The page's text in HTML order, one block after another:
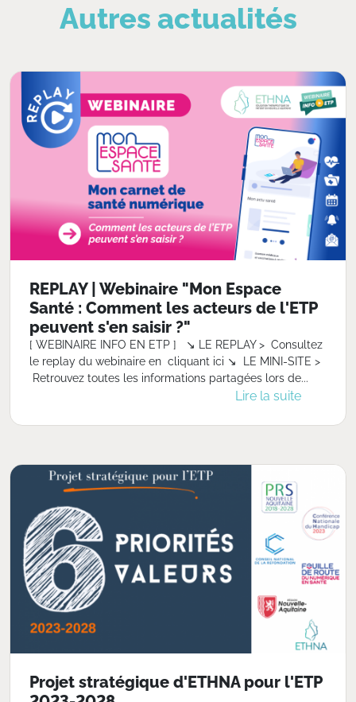
Autres actualités
REPLAY | Webinaire "Mon Espace
Santé : Comment les acteurs de l'ETP
peuvent s'en saisir ?"
[ WEBINAIRE INFO EN ETP ] ↘️ LE REPLAY > Consultez
le replay du webinaire en cliquant ici ↘️ LE MINI-SITE >
Retrouvez toutes les informations partagées lors de...
Lire la suite
Projet stratégique d'ETHNA pour l'ETP